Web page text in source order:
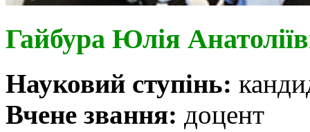
Гайбура Юлія
Науковий ступінь:
Вчене звання: доцент